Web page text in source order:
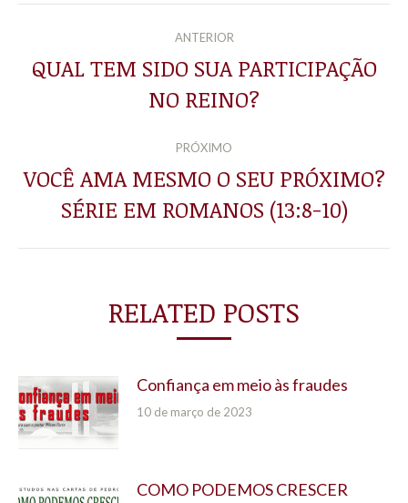
NAVEGAÇÃO
DE
ANTERIOR
Post
anterior:
QUAL TEM SIDO SUA PARTICIPAÇÃO
NO REINO?
PRÓXIMO
Próximo
post:
VOCÊ AMA MESMO O SEU PRÓXIMO?
SÉRIE EM ROMANOS (13:8-10)
RELATED POSTS
Confiança em meio às fraudes
10 de março de 2023
COMO PODEMOS CRESCER